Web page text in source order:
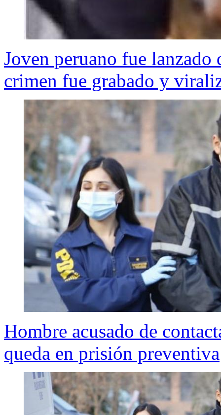
Joven peruano fue
crimen fue grabado y
Hombre acusado de
queda en prisión preventiva